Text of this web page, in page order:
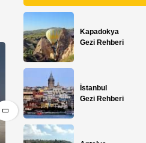
Kapadokya
Gezi Rehberi
İstanbul
Gezi Rehberi